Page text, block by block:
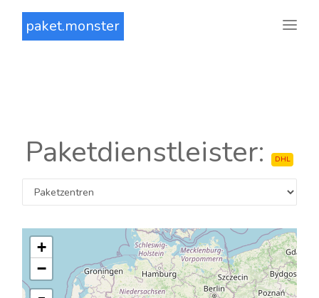
paket.monster
Paketdienstleister: DHL
+
−